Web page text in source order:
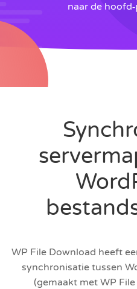
naar de
WP File Download heeft
synchronisatie tussen
(gemaakt met WP